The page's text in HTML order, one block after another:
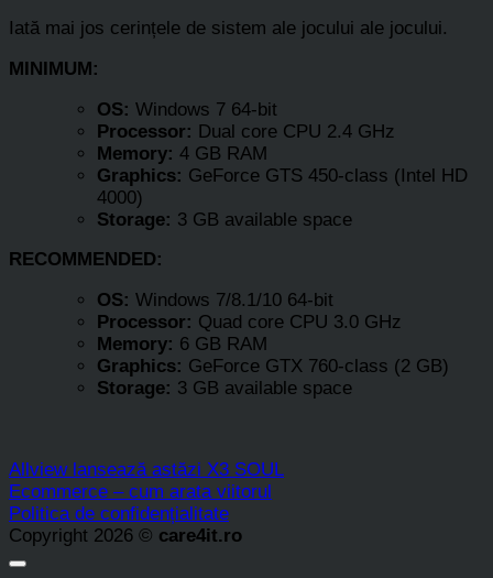
Iată mai jos cerințele de sistem ale jocului ale jocului.
MINIMUM:
OS: Windows 7 64-bit
Processor: Dual core CPU 2.4 GHz
Memory: 4 GB RAM
Graphics: GeForce GTS 450-class (Intel HD
4000)
Storage: 3 GB available space
RECOMMENDED:
OS: Windows 7/8.1/10 64-bit
Processor: Quad core CPU 3.0 GHz
Memory: 6 GB RAM
Graphics: GeForce GTX 760-class (2 GB)
Storage: 3 GB available space
Allview lansează astăzi X3 SOUL
Ecommerce – cum arata viitorul
Politica de confidențialitate
Copyright 2026 © care4it.ro